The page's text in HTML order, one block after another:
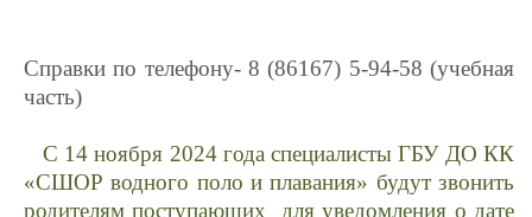
Справки по телефону- 8 (86167) 5-94-58 (учебная
часть)
С 14 ноября 2024 года специалисты ГБУ ДО КК
«СШОР водного поло и плавания» будут звонить
родителям поступающих для уведомления о дате